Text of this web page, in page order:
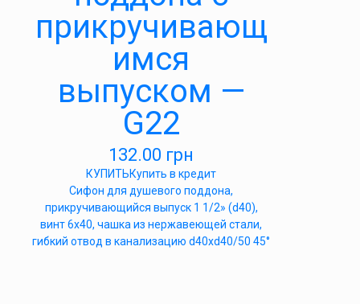
прикручивающ
имся
выпуском —
G22
132.00 грн
КУПИТЬКупить в кредит
Cифон для душевого поддона,
прикручивающийся выпуск 1 1/2» (d40),
винт 6х40, чашка из нержавеющей стали,
гибкий отвод в канализацию d40xd40/50 45°